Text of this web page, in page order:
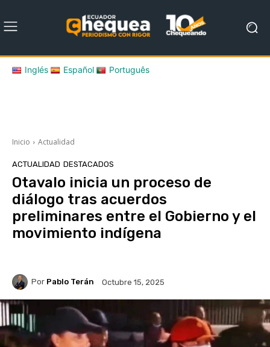
Inglés Español Português
Inicio Actualidad
ACTUALIDAD DESTACADOS
Otavalo inicia un proceso de
diálogo tras acuerdos
preliminares entre el Gobierno y el
movimiento indígena
Por Pablo Terán Octubre 15, 2025